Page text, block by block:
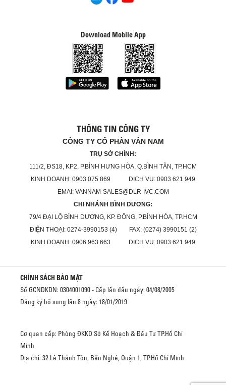
Download Mobile App
THÔNG TIN CÔNG TY
CÔNG TY CỔ PHẦN VÂN NAM
TRỤ SỞ CHÍNH:
111/2, ĐS18, KP2, P.BÌNH HƯNG HÒA, Q.BÌNH TÂN, TP.HCM
KINH DOANH: 0903 075 869 DỊCH VỤ: 0903 621 949
EMAI: VANNAM-SALES@DLR-IVC.COM
CHI NHÁNH BÌNH DƯƠNG:
79/4 ĐẠI LỘ BÌNH DƯƠNG, KP. ĐÔNG, P.BÌNH HÒA, TP.HCM
ĐIỆN THOẠI: 0274-3990153 (4) FAX: (0274) 3990151 (2)
KINH DOANH: 0906 963 663 DỊCH VỤ: 0903 621 949
CHÍNH SÁCH BẢO MẬT
Số GCNDKDN: 0304001090 - Cấp lần đầu ngày: 04/08/2005
Đăng ký bổ sung lần 8 ngày: 18/01/2019
Cơ quan cấp: Phòng ĐKKD Sở Kế Hoạch & Đầu Tư TP.Hồ Chí
Minh
Địa chỉ: 32 Lê Thánh Tôn, Bến Nghé, Quận 1, TP.Hồ Chí Minh